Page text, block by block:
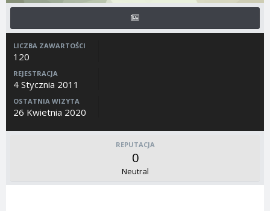
LICZBA ZAWARTOŚCI
120
REJESTRACJA
4 Stycznia 2011
OSTATNIA WIZYTA
26 Kwietnia 2020
REPUTACJA
0
Neutral